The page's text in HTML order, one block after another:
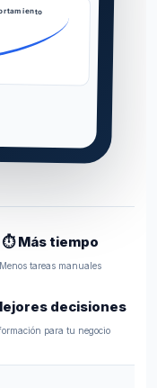
⏱️ Más tiempo
Menos tareas manuales
decisiones
para tu negocio